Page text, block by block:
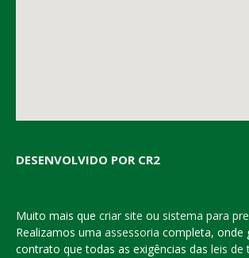
DESENVOLVIDO POR CR2
Muito mais que criar site ou sistema para
Realizamos uma assessoria completa, onde
contrato que todas as exigências das leis de